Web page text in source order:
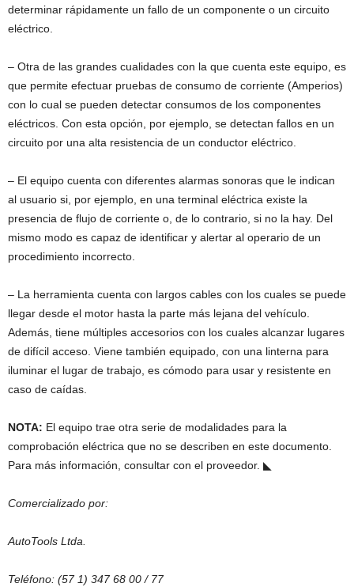
determinar rápidamente un fallo de un componente o un circuito
eléctrico.
– Otra de las grandes cualidades con la que cuenta este equipo, es
que permite efectuar pruebas de consumo de corriente (Amperios)
con lo cual se pueden detectar consumos de los componentes
eléctricos. Con esta opción, por ejemplo, se detectan fallos en un
circuito por una alta resistencia de un conductor eléctrico.
– El equipo cuenta con diferentes alarmas sonoras que le indican
al usuario si, por ejemplo, en una terminal eléctrica existe la
presencia de flujo de corriente o, de lo contrario, si no la hay. Del
mismo modo es capaz de identificar y alertar al operario de un
procedimiento incorrecto.
– La herramienta cuenta con largos cables con los cuales se puede
llegar desde el motor hasta la parte más lejana del vehículo.
Además, tiene múltiples accesorios con los cuales alcanzar lugares
de difícil acceso. Viene también equipado, con una linterna para
iluminar el lugar de trabajo, es cómodo para usar y resistente en
caso de caídas.
NOTA: El equipo trae otra serie de modalidades para la
comprobación eléctrica que no se describen en este documento.
Para más información, consultar con el proveedor. ◣
Comercializado por:
AutoTools Ltda.
Teléfono: (57 1) 347 68 00 / 77